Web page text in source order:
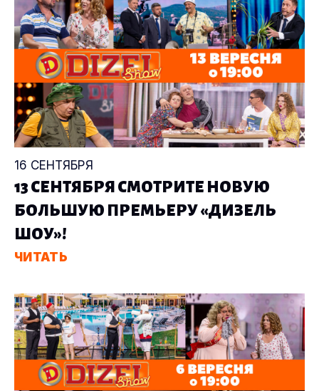
16 СЕНТЯБРЯ
13 СЕНТЯБРЯ СМОТРИТЕ НОВУЮ
БОЛЬШУЮ ПРЕМЬЕРУ «ДИЗЕЛЬ
ШОУ»!
ЧИТАТЬ